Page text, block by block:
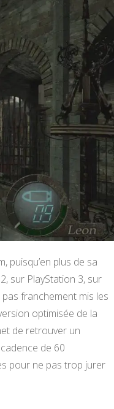
puisqu’en plus de sa
sur PlayStation 3, sur
franchement mis les
optimisée de la
de retrouver un
de 60
pour ne pas trop jurer